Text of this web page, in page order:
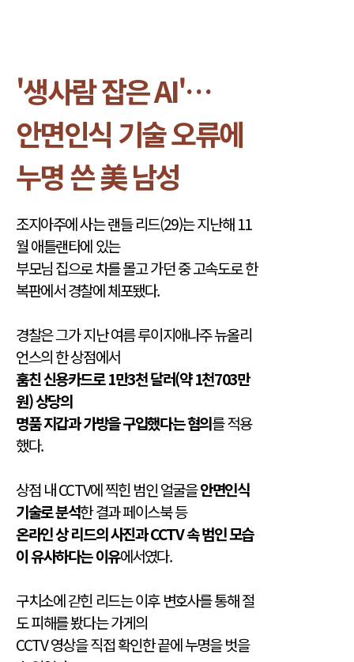
'생사람 잡은 AI'…
안면인식 기술 오류에
누명 쓴 美 남성
조지아주에 사는 랜들 리드(29)는 지난해 11
월 애틀랜타에 있는
부모님 집으로 차를 몰고 가던 중 고속도로 한
복판에서 경찰에 체포됐다.
경찰은 그가 지난 여름 루이지애나주 뉴올리
언스의 한 상점에서
훔친 신용카드로 1만3천 달러(약 1천703만
원) 상당의
명품 지갑과 가방을 구입했다는 혐의를 적용
했다.
상점 내 CCTV에 찍힌 범인 얼굴을안면인식
기술로 분석한 결과 페이스북 등
온라인 상 리드의 사진과 CCTV 속 범인 모습
이 유사하다는 이유에서였다.
구치소에 갇힌 리드는 이후 변호사를 통해 절
도 피해를 봤다는 가게의
CCTV 영상을 직접 확인한 끝에 누명을 벗을